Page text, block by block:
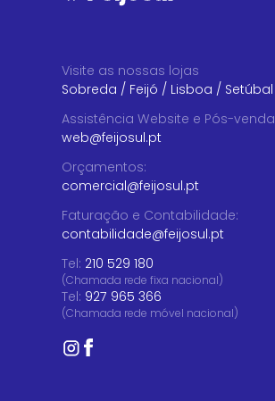
Visite as nossas lojas
Sobreda / Feijó / Lisboa / Setúbal
Assistência Website e Pós-venda
web@feijosul.pt
Orçamentos:
comercial@feijosul.pt
Faturação e Contabilidade:
contabilidade@feijosul.pt
Tel: 210 529 180
(Chamada rede fixa nacional)
Tel: 927 965 366
(Chamada rede móvel nacional)